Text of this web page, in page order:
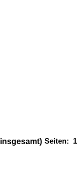
Seiten: 1
insgesamt)